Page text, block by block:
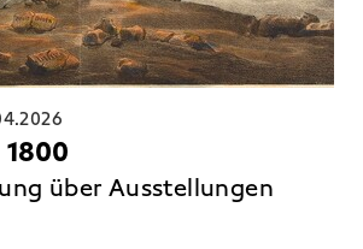
über Ausstellungen